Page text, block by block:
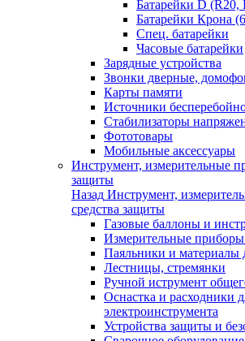
Батарейки D (R20,
Батарейки Крона
Спец. батарейки
Часовые батарейки
Зарядные устройства
Звонки дверные,
Карты памяти
Источники
Стабилизаторы
Фототовары
Мобильные аксессуары
Инструмент, измерительные
защиты
Назад Инструмент,
средства защиты
Газовые баллоны и
Измерительные приборы
Паяльники и материалы
Лестницы, стремянки
Ручной иструмент
Оснастка и расходники
электроинструмента
Устройства защиты и